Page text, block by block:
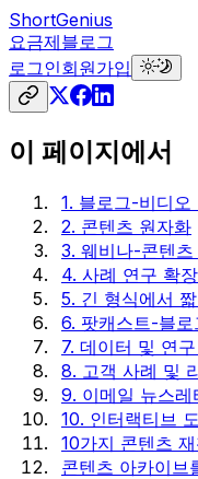
ShortGenius
요금제블로그
로그인회원가입
이 페이지에서
1. 블로그-비디오
2. 콘텐츠 원자화
3. 웨비나-콘텐
4. 사례 연구 확
5. 긴 형식에서
6. 팟캐스트-블
7. 데이터 및 연
8. 고객 사례 및
9. 이메일 뉴스레
10. 인터랙티브
10가지 콘텐츠
콘텐츠 아카이브